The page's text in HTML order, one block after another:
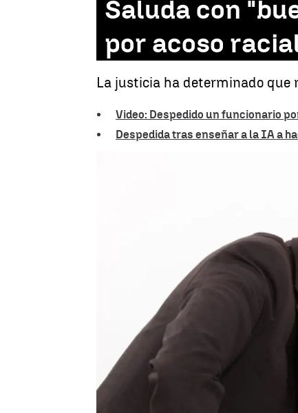
Saluda con
por acoso
La justicia ha determinado que
Video: Despedido un funcionario
Despedida tras enseñar a la IA a